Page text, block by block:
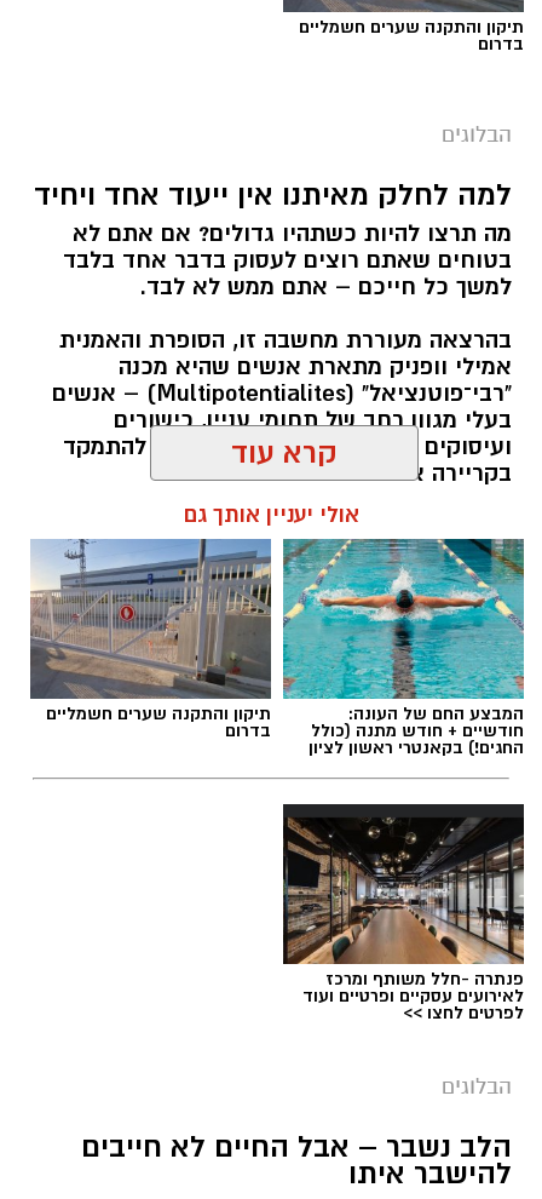
תיקון והתקנה שערים חשמליים
בדרום
הבלוגים
למה לחלק מאיתנו אין ייעוד אחד ויחיד
מה תרצו להיות כשתהיו גדולים? אם אתם לא
בטוחים שאתם רוצים לעסוק בדבר אחד בלבד
למשך כל חייכם – אתם ממש לא לבד.
בהרצאה מעוררת מחשבה זו, הסופרת והאמנית
אמילי וופניק מתארת אנשים שהיא מכנה
"רבי־פוטנציאל" (Multipotentialites) – אנשים
בעלי מגוון רחב של תחומי עניין, כישורים
ועיסוקים שונים לאורך חייהם, במקום להתמקד
בקריירה אחת בלבד.
האם גם אתם כאלה?
אלדה נתנאל / 09:20 07.08.26
יש לכם מידע חשוב שטרם נחשף? צילומים מאירוע
חדשותי? מצאתם טעות בכתבה? נשמח שתשתפו
קרא עוד
אולי יעניין אותך גם
המבצע החם של העונה:
חודשיים + חודש מתנה (כולל
החגים!) בקאנטרי ראשון לציון
תיקון והתקנה שערים חשמליים
בדרום
פנתרה -חלל משותף ומרכז
לאירועים עסקיים ופרטיים ועוד
לפרטים לחצו >>
הבלוגים
הלב נשבר – אבל החיים לא חייבים
להישבר איתו